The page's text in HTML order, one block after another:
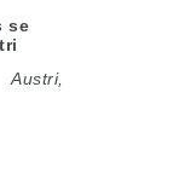
se
Austri,